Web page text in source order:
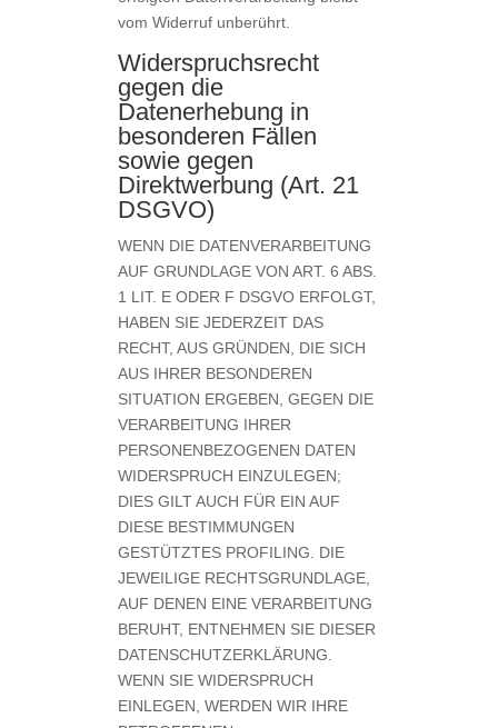
vom Widerruf unberührt.
Widerspruchsrecht
gegen die
Datenerhebung in
besonderen Fällen
sowie gegen
Direktwerbung (Art. 21
DSGVO)
WENN DIE DATENVERARBEITUNG
AUF GRUNDLAGE VON ART. 6 ABS.
1 LIT. E ODER F DSGVO ERFOLGT,
HABEN SIE JEDERZEIT DAS
RECHT, AUS GRÜNDEN, DIE SICH
AUS IHRER BESONDEREN
SITUATION ERGEBEN, GEGEN DIE
VERARBEITUNG IHRER
PERSONENBEZOGENEN DATEN
WIDERSPRUCH EINZULEGEN;
DIES GILT AUCH FÜR EIN AUF
DIESE BESTIMMUNGEN
GESTÜTZTES PROFILING. DIE
JEWEILIGE RECHTSGRUNDLAGE,
AUF DENEN EINE VERARBEITUNG
BERUHT, ENTNEHMEN SIE DIESER
DATENSCHUTZERKLÄRUNG.
WENN SIE WIDERSPRUCH
EINLEGEN, WERDEN WIR IHRE